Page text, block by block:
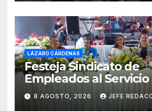
LÁZARO CÁRDENAS
Festeja Sindicato de
Empleados al Servicio
Ayuntamiento de LZC
Empleado Municipal
8 AGOSTO, 2026 JEFE